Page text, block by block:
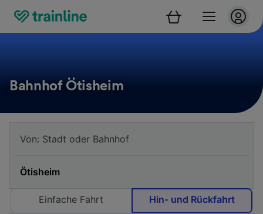
Bahnhof Ötisheim
Einfache Fahrt Hin- und Rückfahrt